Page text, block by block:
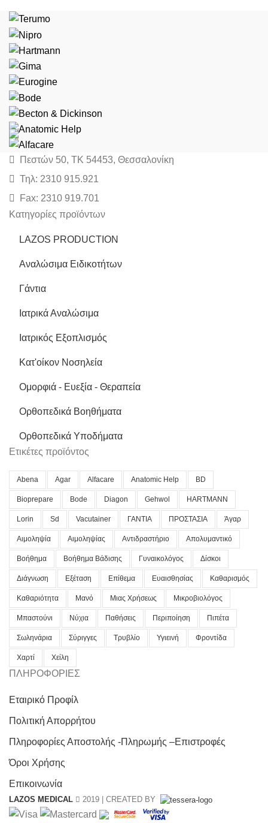
Πεστών 50, ΤΚ 54453, Θεσσαλονίκη
Τηλ: 2310 915.921
Fax: 2310 919.701
Κατηγορίες προϊόντων
LAZOS PRODUCTION
Αναλώσιμα Ειδικοτήτων
Γάντια
Ιατρικά Αναλώσιμα
Ιατρικός Εξοπλισμός
Κατ'οίκον Νοσηλεία
Ομορφιά - Ευεξία - Θεραπεία
Ορθοπεδικά Βοηθήματα
Ορθοπεδικά Υποδήματα
Ετικέτες προϊόντος
Abena Agar Alfacare Anatomic Help BD
Bioprepare Bode Diagon Gehwol HARTMANN
Lorin Sd Vacutainer ΓΑΝΤΙΑ ΠΡΟΣΤΑΣΙΑ Άγαρ
Αιμοληψία Αιμοληψίας Αντιδραστήριο Απολυμαντικό
Βοήθημα Βοήθημα Βάδισης Γυναικολόγος Δίσκοι
Διάγνωση Εξέταση Επίθεμα Ευαισθησίας Καθαρισμός
Καθαριότητα Μανό Μιας Χρήσεως Μικροβιολόγος
Μπαστούνι Νύχια Παθήσεις Περιποίηση Πιπέτα
Σωληνάρια Σύριγγες Τρυβλίο Υγιεινή Φροντίδα
Χαρτί Χείλη
ΠΛΗΡΟΦΟΡΙΕΣ
Εταιρικό Προφίλ
Πολιτική Απορρήτου
Πληροφορίες Αποστολής -Πληρωμής –Επιστροφές
Όροι Χρήσης
Επικοινωνία
LAZOS MEDICAL 2019 | CREATED BY